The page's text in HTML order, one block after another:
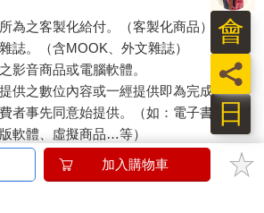
為之客製化給付。（客製化商品）
誌。（含MOOK、外文雜誌）
影音商品或電腦軟體。
供之數位內容或一經提供即為完成之線
者事先同意始提供。（如：電子書、電
軟體、虛擬商品…等）
衛生用品。（如：內衣褲、刮鬍刀、除毛
均享有到貨7天的猶豫期（含例假
日
員
會